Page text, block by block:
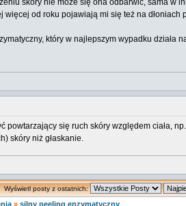
skóry nie może się ona odbarwić, sama
od roku pojawiają mi się też na dłoniach
który w najlepszym wypadku działa
powtarzający się ruch skóry względem
skóry niż głaskanie.
Wyświetl posty z ostatnich:
» silny peeling enzymatyczny